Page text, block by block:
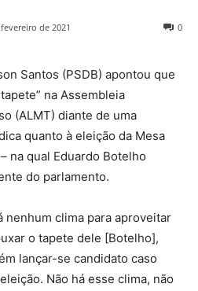
de 2021 0
Santos (PSDB) apontou que
na Assembleia
(ALMT) diante de uma
quanto à eleição da Mesa
na qual Eduardo Botelho
do parlamento.
nenhum clima para aproveitar
o tapete dele [Botelho],
lançar-se candidato caso
Não há esse clima, não